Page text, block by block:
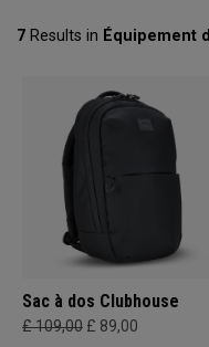
7 Results in Équipement
Sac à dos Clubhouse
£ 109,00 £ 89,00